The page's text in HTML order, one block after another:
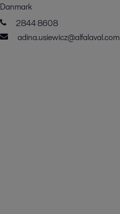
Danmark
2844 8608
adina.usiewicz@alfalaval.com